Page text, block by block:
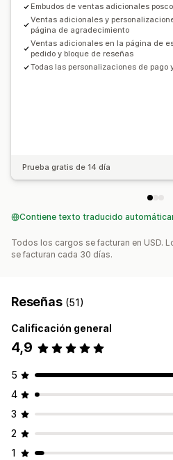
Envoltura de regalo
Envío gratis
Complementos de productos
Recomendaciones de productos
Compras conjuntas frecuentes
Tasas de clics
Rendimiento de
Sugerencias de optimización
Embudos de ventas adicionales
Ventas adicionales y
página de agradecimiento
Ventas adicionales en la página de
pedido y bloque de reseñas
Todas las personalizaciones de pago
Prueba gratis de 14 día
Contiene texto traducido
Todos los cargos se facturan en USD.
se facturan cada 30 días.
Reseñas (51)
Calificación general
4,9
5
4
3
2
1